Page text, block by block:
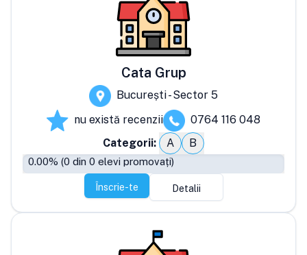
Cata Grup
București - Sector 5
nu există recenzii
0764 116 048
Categorii:
A B
0.00% (0 din 0 elevi promovați)
Înscrie-te Detalii